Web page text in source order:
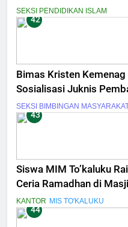
dan Integritas Penilaian
SEKSI PENDIDIKAN ISLAM
42
Bimas Kristen Kemenag
Sosialisasi Juknis
ASN Tahun 2026
SEKSI BIMBINGAN
43
Siswa MIM To’kaluku
Ceria Ramadhan di
KANTOR MIS TO'KALUKU
44